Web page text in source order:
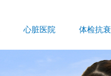
心脏医院 体检抗衰